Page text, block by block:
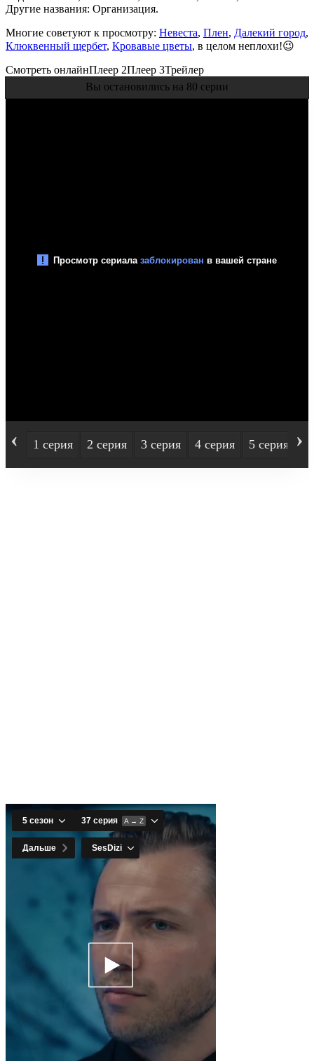
Другие названия: Организация.
Многие советуют к просмотру: Невеста, Плен, Далекий город,
Клюквенный щербет, Кровавые цветы, в целом неплохи!😉
Смотреть онлайнПлеер 2Плеер 3Трейлер
Вы остановились на 80 серии
‹ 1 серия 2 серия 3 серия 4 серия 5 серия ›